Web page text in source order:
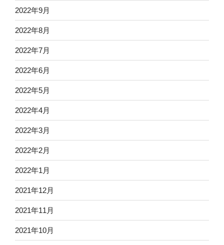
2022年9月
2022年8月
2022年7月
2022年6月
2022年5月
2022年4月
2022年3月
2022年2月
2022年1月
2021年12月
2021年11月
2021年10月